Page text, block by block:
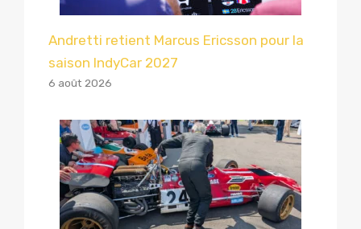
Andretti retient Marcus Ericsson pour la
saison IndyCar 2027
6 août 2026